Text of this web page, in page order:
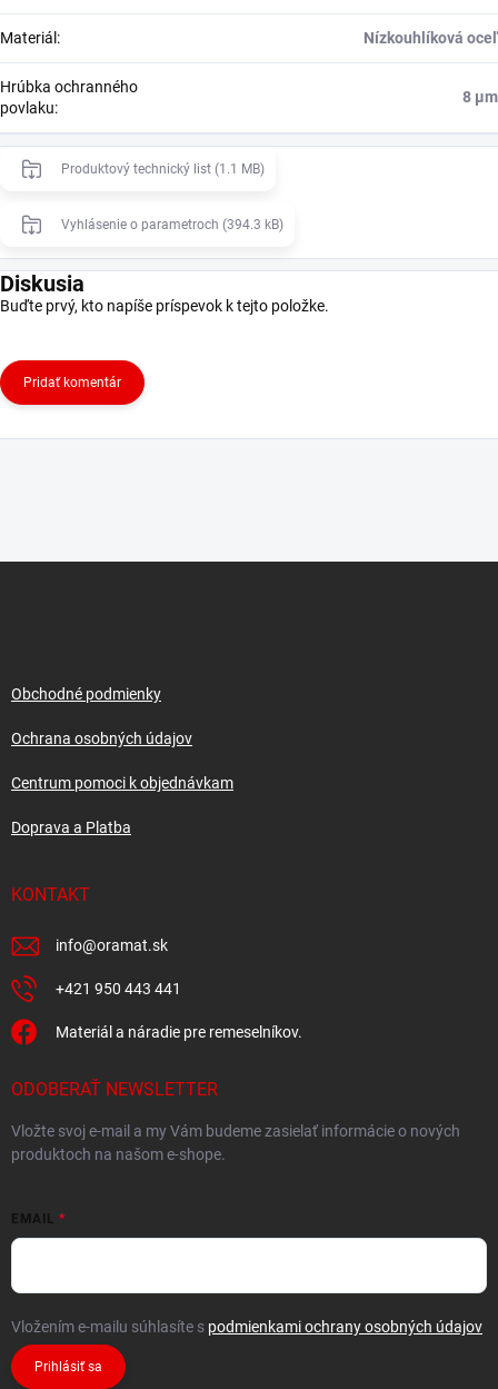
Materiál : Nízkouhlíková oceľ
Hrúbka ochranného
povlaku:
8 μm
Produktový technický list (1.1 MB)
Vyhlásenie o parametroch (394.3 kB)
Diskusia
Buďte prvý, kto napíše príspevok k tejto položke.
Pridať komentár
Obchodné podmienky
Ochrana osobných údajov
Centrum pomoci k objednávkam
Doprava a Platba
KONTAKT
info@oramat.sk
+421 950 443 441
Materiál a náradie pre remeselníkov.
ODOBERAŤ NEWSLETTER
Vložte svoj e-mail a my Vám budeme zasielať informácie o nových
produktoch na našom e-shope.
EMAIL
Vložením e-mailu súhlasíte s podmienkami ochrany osobných údajov
Prihlásiť sa